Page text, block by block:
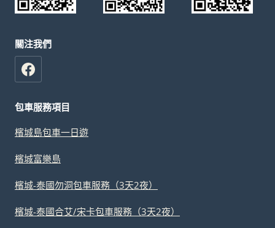
關注我們
包車服務項目
檳城島包車一日遊
檳城富樂島
檳城-泰國勿洞包車服務（3天2夜）
檳城-泰國合艾/宋卡包車服務（3天2夜）